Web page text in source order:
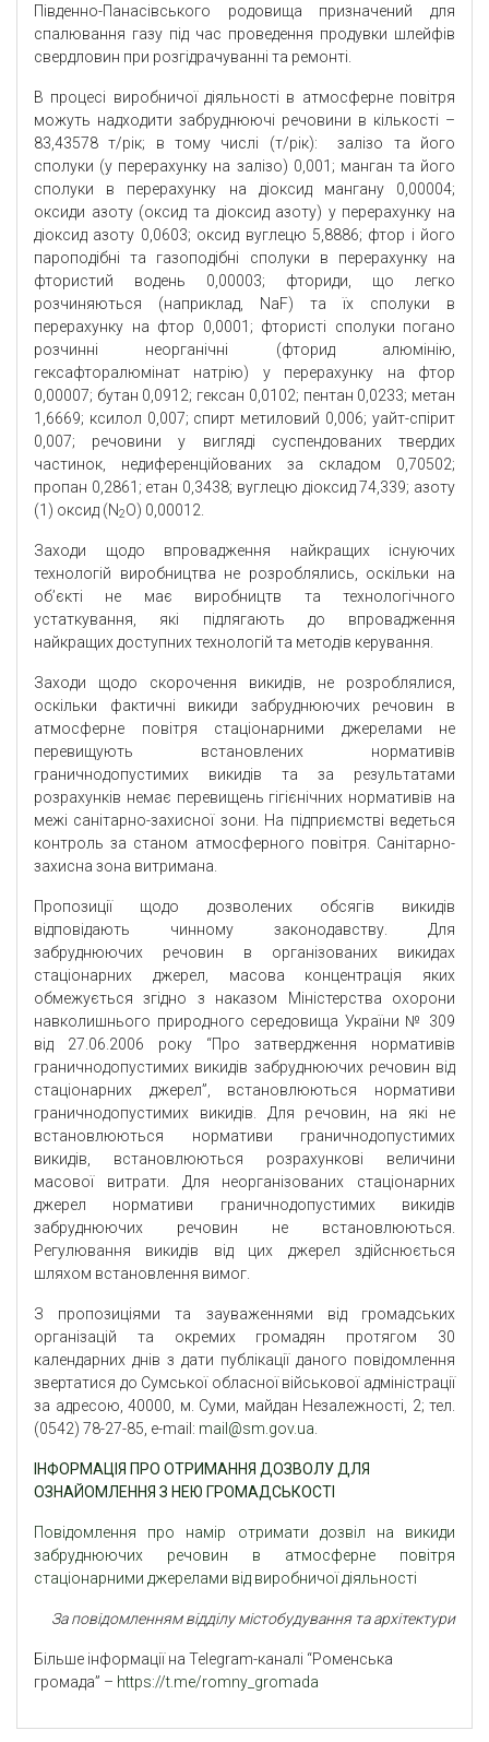
Південно-Панасівського родовища призначений для
спалювання газу під час проведення продувки шлейфів
свердловин при розгідрачуванні та ремонті.
В процесі виробничої діяльності в атмосферне повітря
можуть надходити забруднюючі речовини в кількості –
83,43578 т/рік; в тому числі (т/рік): залізо та його
сполуки (у перерахунку на залізо) 0,001; манган та його
сполуки в перерахунку на діоксид мангану 0,00004;
оксиди азоту (оксид та діоксид азоту) у перерахунку на
діоксид азоту 0,0603; оксид вуглецю 5,8886; фтор і його
пароподібні та газоподібні сполуки в перерахунку на
фтористий водень 0,00003; фториди, що легко
розчиняються (наприклад, NaF) та їх сполуки в
перерахунку на фтор 0,0001; фтористі сполуки погано
розчинні неорганічні (фторид алюмінію,
гексафторалюмінат натрію) у перерахунку на фтор
0,00007; бутан 0,0912; гексан 0,0102; пентан 0,0233; метан
1,6669; ксилол 0,007; спирт метиловий 0,006; уайт-спірит
0,007; речовини у вигляді суспендованих твердих
частинок, недиференційованих за складом 0,70502;
пропан 0,2861; етан 0,3438; вуглецю діоксид 74,339; азоту
(1) оксид (N2O) 0,00012.
Заходи щодо впровадження найкращих існуючих
технологій виробництва не розроблялись, оскільки на
об’єкті не має виробництв та технологічного
устаткування, які підлягають до впровадження
найкращих доступних технологій та методів керування.
Заходи щодо скорочення викидів, не розроблялися,
оскільки фактичні викиди забруднюючих речовин в
атмосферне повітря стаціонарними джерелами не
перевищують встановлених нормативів
граничнодопустимих викидів та за результатами
розрахунків немає перевищень гігієнічних нормативів на
межі санітарно-захисної зони. На підприємстві ведеться
контроль за станом атмосферного повітря. Санітарно-
захисна зона витримана.
Пропозиції щодо дозволених обсягів викидів
відповідають чинному законодавству. Для
забруднюючих речовин в організованих викидах
стаціонарних джерел, масова концентрація яких
обмежується згідно з наказом Міністерства охорони
навколишнього природного середовища України № 309
від 27.06.2006 року “Про затвердження нормативів
граничнодопустимих викидів забруднюючих речовин від
стаціонарних джерел”, встановлюються нормативи
граничнодопустимих викидів. Для речовин, на які не
встановлюються нормативи граничнодопустимих
викидів, встановлюються розрахункові величини
масової витрати. Для неорганізованих стаціонарних
джерел нормативи граничнодопустимих викидів
забруднюючих речовин не встановлюються.
Регулювання викидів від цих джерел здійснюється
шляхом встановлення вимог.
З пропозиціями та зауваженнями від громадських
організацій та окремих громадян протягом 30
календарних днів з дати публікації даного повідомлення
звертатися до Сумської обласної військової адміністрації
за адресою, 40000, м. Суми, майдан Незалежності, 2; тел.
(0542) 78-27-85, e-mail: mail@sm.gov.ua
ІНФОРМАЦІЯ ПРО ОТРИМАННЯ ДОЗВОЛУ ДЛЯ
ОЗНАЙОМЛЕННЯ З НЕЮ ГРОМАДСЬКОСТІ
Повідомлення про намір отримати дозвіл на викиди
забруднюючих речовин в атмосферне повітря
стаціонарними джерелами від виробничої діяльності
За повідомленням відділу містобудування та архітектури
Більше інформації на Telegram-каналі “Роменська
громада” – https://t.me/romny_gromada